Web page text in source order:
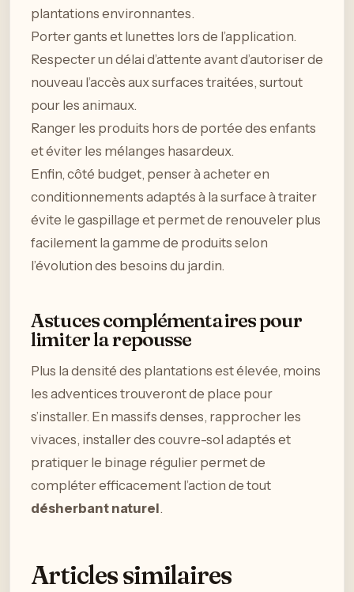
plantations environnantes.
Porter gants et lunettes lors de l’application.
Respecter un délai d’attente avant d’autoriser de
nouveau l’accès aux surfaces traitées, surtout
pour les animaux.
Ranger les produits hors de portée des enfants
et éviter les mélanges hasardeux.
Enfin, côté budget, penser à acheter en
conditionnements adaptés à la surface à traiter
évite le gaspillage et permet de renouveler plus
facilement la gamme de produits selon
l’évolution des besoins du jardin.
Astuces complémentaires pour
limiter la repousse
Plus la densité des plantations est élevée, moins
les adventices trouveront de place pour
s’installer. En massifs denses, rapprocher les
vivaces, installer des couvre-sol adaptés et
pratiquer le binage régulier permet de
compléter efficacement l’action de tout
désherbant naturel.
Articles similaires